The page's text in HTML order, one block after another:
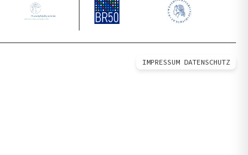
IMPRESSUM DATENSCHUTZ